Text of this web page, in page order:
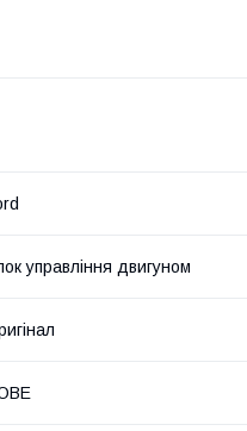
управління двигуном